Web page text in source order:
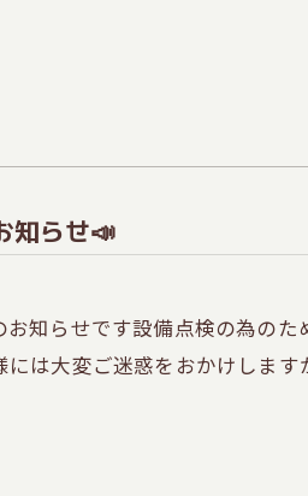
知らせ📣
お知らせです設備点検の為の
は大変ご迷惑をおかけしま